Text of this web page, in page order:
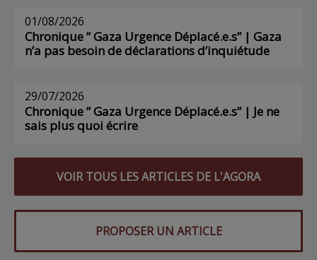
01/08/2026
Chronique ” Gaza Urgence Déplacé.e.s” | Gaza
n’a pas besoin de déclarations d’inquiétude
29/07/2026
Chronique ” Gaza Urgence Déplacé.e.s” | Je ne
sais plus quoi écrire
VOIR TOUS LES ARTICLES DE L'AGORA
PROPOSER UN ARTICLE